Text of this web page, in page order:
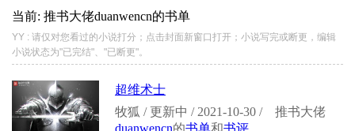
当前: 推书大佬duanwencn的书单
YY : 请仅对您看过的小说打分；点击封面新窗口打开；小说写完或断更，编辑
小说状态为"已完结"、"已断更"。
超维术士
牧狐 / 更新中 / 2021-10-30 /
推书大佬
duanwencn的书单和书评